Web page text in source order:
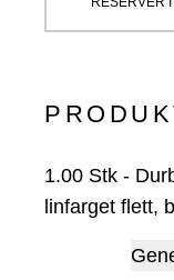
1.00 Stk -
linfarget flett,